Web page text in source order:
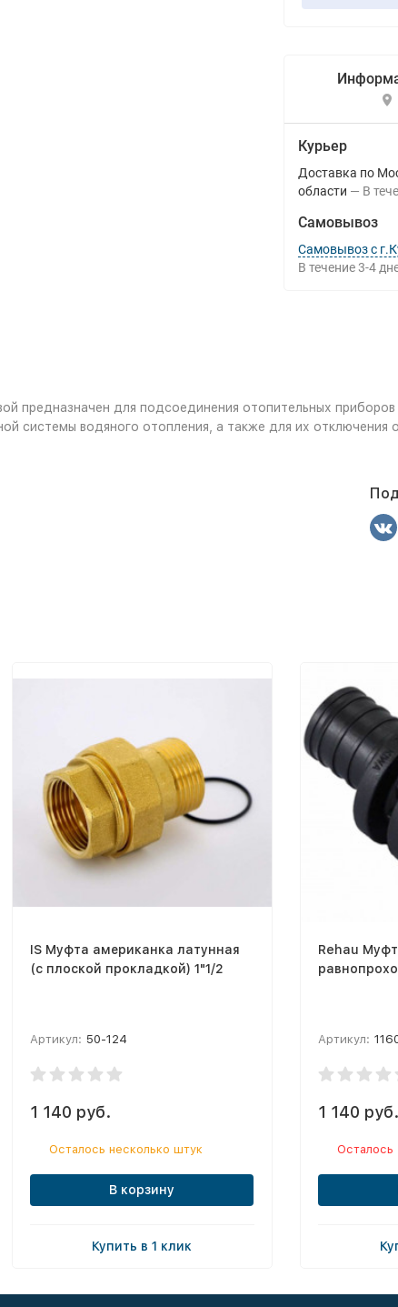
Курьер
Доставка по
области
В
Самовывоз
Самовывоз с
В течение 3-4
предназначен для подсоединения отопительных
системы водяного отопления, а также для их отключения
IS Муфта американка латунная
(с плоской прокладкой) 1"1/2
Артикул: 50-124
1 140 руб.
Осталось несколько штук
В корзину
Купить в 1 клик
Rehau
Артикул:
1 140 руб.
Осталось